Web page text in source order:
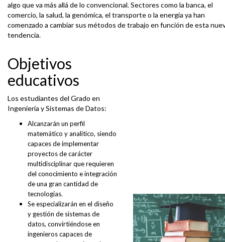
algo que va más allá de lo convencional. Sectores como la banca, el
comercio, la salud, la genómica, el transporte o la energía ya han
comenzado a cambiar sus métodos de trabajo en función de esta
tendencia.
Objetivos
educativos
Los estudiantes del Grado en
Ingeniería y Sistemas de Datos:
Alcanzarán un perfil
matemático y analítico, siendo
capaces de implementar
proyectos de carácter
multidisciplinar que requieren
del conocimiento e integración
de una gran cantidad de
tecnologías.
Se especializarán en el diseño
y gestión de sistemas de
datos, convirtiéndose en
ingenieros capaces de